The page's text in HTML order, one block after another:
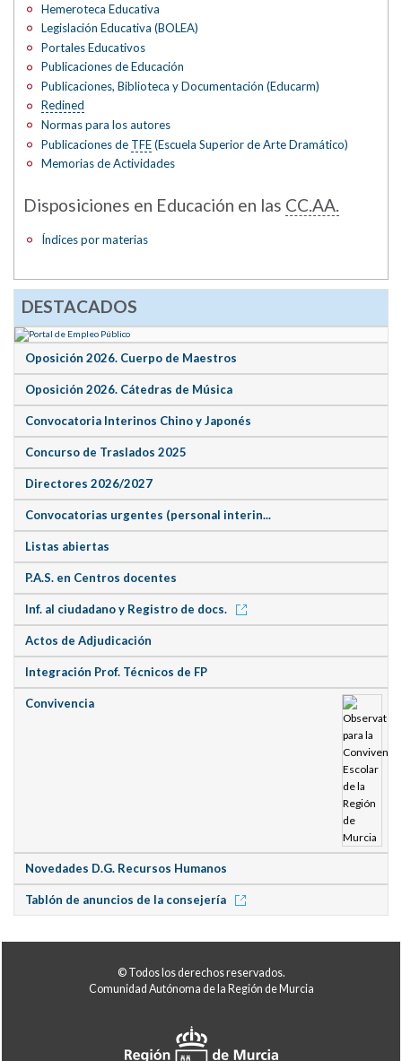
Hemeroteca Educativa
Legislación Educativa (BOLEA)
Portales Educativos
Publicaciones de Educación
Publicaciones, Biblioteca y Documentación (Educarm)
Redined
Normas para los autores
Publicaciones de TFE(Escuela Superior de Arte Dramático)
Memorias de Actividades
Disposiciones en Educación en las CC.AA.
Índices por materias
DESTACADOS
Oposición 2026. Cuerpo de Maestros
Oposición 2026. Cátedras de Música
Convocatoria Interinos Chino y Japonés
Concurso de Traslados 2025
Directores 2026/2027
Convocatorias urgentes (personal interin...
Listas abiertas
P.A.S. en Centros docentes
Inf. al ciudadano y Registro de docs.
Actos de Adjudicación
Integración Prof. Técnicos de FP
Convivencia
Novedades D.G. Recursos Humanos
Tablón de anuncios de la consejería
© Todos los derechos reservados.
Comunidad Autónoma de la Región de Murcia